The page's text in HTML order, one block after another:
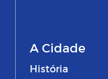
A Cidade
História